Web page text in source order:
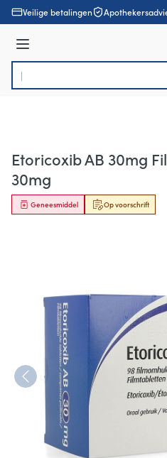
Ga naar de inhoud
Veilige betalingen
Menu
Product, merk, categorie...
Etoricoxib AB 30mg
30mg
Op voorschrift
Geneesmiddel